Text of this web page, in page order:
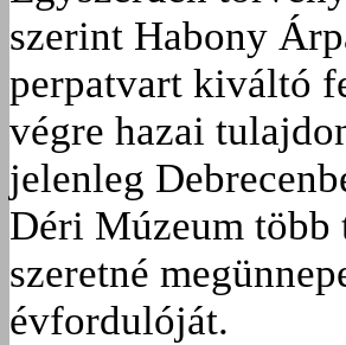
szerint Habony
perpatvart kiváltó
végre hazai
jelenleg
Déri Múzeum több
szeretné
évfordulóját.